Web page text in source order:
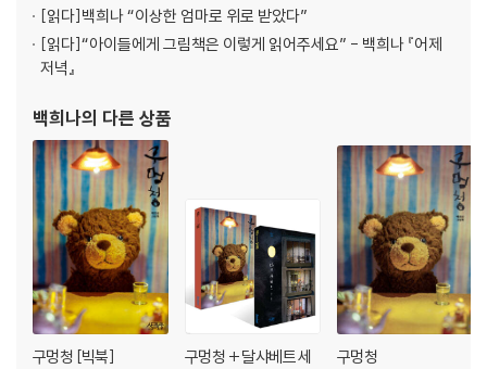
[읽다] 백희나 “이상한 엄마로 위로 받았다”
[읽다]“아이들에게 그림책은 이렇게 읽어주세요” - 백희나 『어제
저녁』
백희나의 다른 상품
구멍청 [빅북]
구멍청 + 달샤베트 세
구멍청